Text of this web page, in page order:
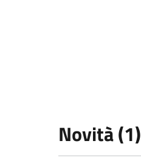
Novità (1)